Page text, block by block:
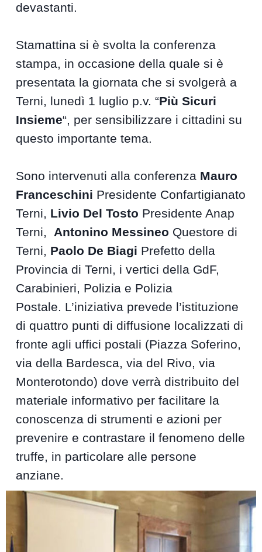
devastanti.
Stamattina si è svolta la conferenza
stampa, in occasione della quale si è
presentata la giornata che si svolgerà a
Terni, lunedì 1 luglio p.v. “Più Sicuri
Insieme“, per sensibilizzare i cittadini su
questo importante tema.
Sono intervenuti alla conferenza Mauro
Franceschini Presidente Confartigianato
Terni, Livio Del Tosto Presidente Anap
Terni, Antonino Messineo Questore di
Terni, Paolo De Biagi Prefetto della
Provincia di Terni, i vertici della GdF,
Carabinieri, Polizia e Polizia
Postale. L’iniziativa prevede l’istituzione
di quattro punti di diffusione localizzati di
fronte agli uffici postali (Piazza Soferino,
via della Bardesca, via del Rivo, via
Monterotondo) dove verrà distribuito del
materiale informativo per facilitare la
conoscenza di strumenti e azioni per
prevenire e contrastare il fenomeno delle
truffe, in particolare alle persone
anziane.